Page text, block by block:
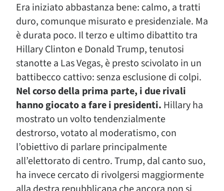
Era iniziato abbastanza bene: calmo, a tratti
duro, comunque misurato e presidenziale. Ma
è durata poco. Il terzo e ultimo dibattito tra
Hillary Clinton e Donald Trump, tenutosi
stanotte a Las Vegas, è presto scivolato in un
battibecco cattivo: senza esclusione di colpi.
Nel corso della prima parte, i due rivali
hanno giocato a fare i presidenti. Hillary ha
mostrato un volto tendenzialmente
destrorso, votato al moderatismo, con
l’obiettivo di parlare principalmente
all’elettorato di centro. Trump, dal canto suo,
ha invece cercato di rivolgersi maggiormente